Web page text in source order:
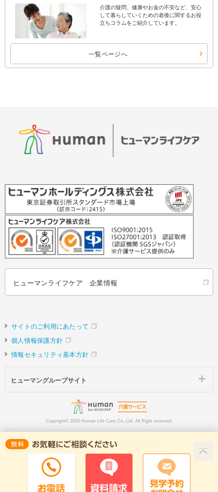
介護の疑問、健康やお金の不安など、安心
して暮らしていくための老後に関するお役
立ちコラムをご紹介しています。
一覧ページへ
ヒューマンライフケア 企業情報
サイトのご利用にあたって
個人情報保護方針
情報セキュリティ基本方針
ヒューマングループサイト
Copyright© 2026 Human Life Care Co.,Ltd. All Right reserved.